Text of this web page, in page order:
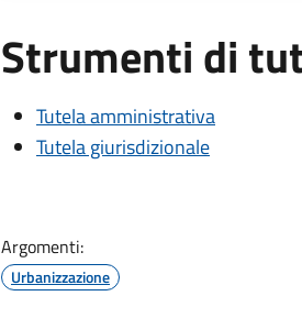
Strumenti di
Tutela amministrativa
Tutela giurisdizionale
Argomenti:
Urbanizzazione